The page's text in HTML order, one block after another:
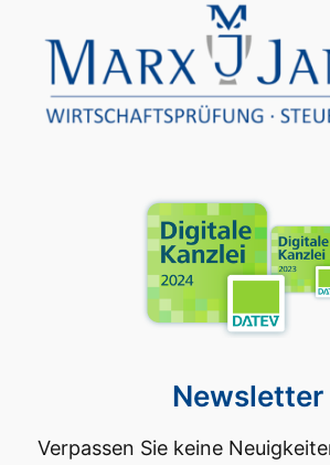
Newsletter
Verpassen Sie keine